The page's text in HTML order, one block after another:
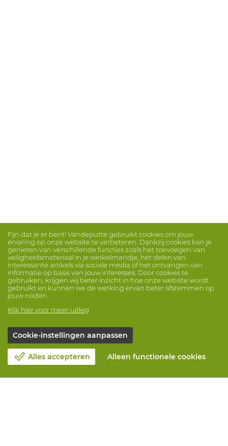
Fijn dat je er bent! Vandeputte gebruikt cookies om jouw
ervaring op onze website te verbeteren. Dankzij cookies kan je
genieten van verschillende functies zoals het toevoegen van
veiligheidsmateriaal in je winkelmandje, het delen van
interessante artikels via sociale media of het ontvangen van
informatie op basis van jouw interesses. Door cookies te
gebruiken, krijgen wij beter inzicht in hoe onze website wordt
gebruikt en kunnen we de werking ervan beter afstemmen op
jouw noden.
Klik hier voor meer uitleg
Cookie-instellingen aanpassen
Alles accepteren Alleen functionele cookies